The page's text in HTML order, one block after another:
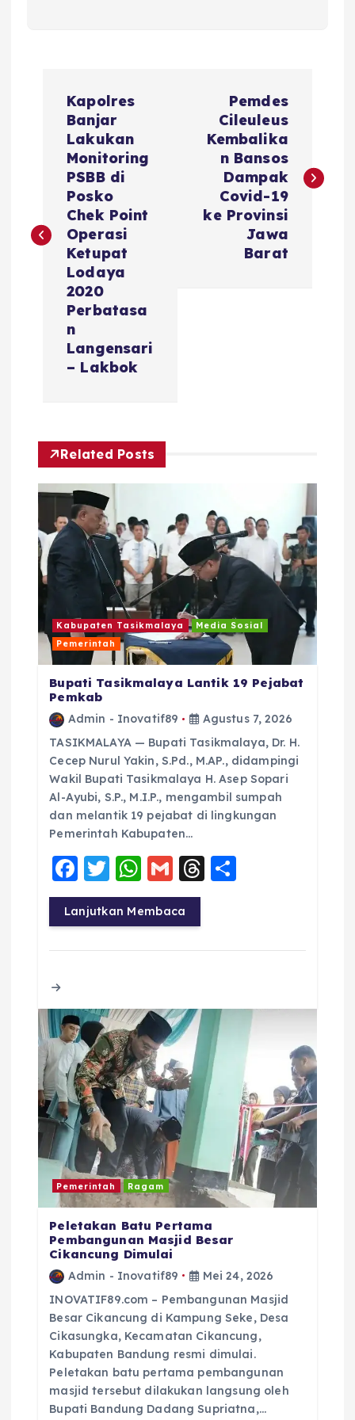
g
o
s
Kapolres
Banjar
Lakukan
Monitoring
PSBB di
Posko
Chek Point
Operasi
Ketupat
Lodaya
2020
Perbatasa
n
Langensari
– Lakbok
Pemdes
Cileuleus
Kembalika
n Bansos
Dampak
Covid-19
ke Provinsi
Jawa
Barat
Related Posts
Kabupaten Tasikmalaya
Media Sosial
Pemerintah
Bupati Tasikmalaya Lantik 19 Pejabat
Pemkab
Admin - Inovatif89
Agustus 7, 2026
TASIKMALAYA — Bupati Tasikmalaya, Dr. H.
Cecep Nurul Yakin, S.Pd., M.AP., didampingi
Wakil Bupati Tasikmalaya H. Asep Sopari
Al-Ayubi, S.P., M.I.P., mengambil sumpah
dan melantik 19 pejabat di lingkungan
Pemerintah Kabupaten…
F
a
c
e
o
k
T
w
it
te
W
h
a
ts
p
G
m
ai
l
T
a re
Lanjutkan Membaca
Pemerintah Ragam
Peletakan Batu Pertama
Pembangunan Masjid Besar
Cikancung Dimulai
Admin - Inovatif89
Mei 24, 2026
INOVATIF89.com – Pembangunan Masjid
Besar Cikancung di Kampung Seke, Desa
Cikasungka, Kecamatan Cikancung,
Kabupaten Bandung resmi dimulai.
Peletakan batu pertama pembangunan
masjid tersebut dilakukan langsung oleh
Bupati Bandung Dadang Supriatna,…